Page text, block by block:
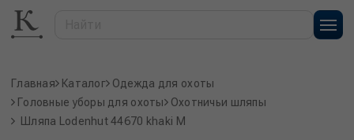
Главная Каталог Одежда для охоты
Головные уборы для охоты
Охотничьи шляпы
Шляпа Lodenhut 44670 khaki M